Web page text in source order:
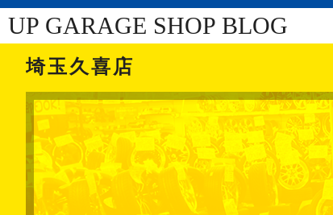
UP GARAGE SHOP BLOG
埼玉久喜店